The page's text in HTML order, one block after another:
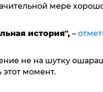
мере
история", –
не на шутку
момент.